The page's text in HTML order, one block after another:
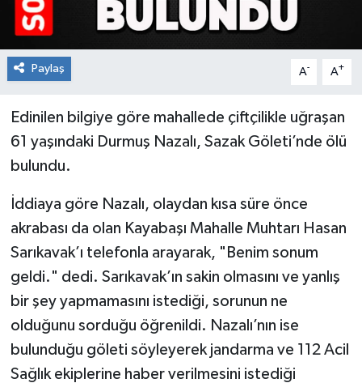
Paylaş A- A+
Edinilen bilgiye göre mahallede çiftçilikle uğraşan
61 yaşındaki Durmuş Nazalı, Sazak Göleti’nde ölü
bulundu.
İddiaya göre Nazalı, olaydan kısa süre önce
akrabası da olan Kayabaşı Mahalle Muhtarı Hasan
Sarıkavak’ı telefonla arayarak, "Benim sonum
geldi." dedi. Sarıkavak’ın sakin olmasını ve yanlış
bir şey yapmamasını istediği, sorunun ne
olduğunu sorduğu öğrenildi. Nazalı’nın ise
bulunduğu göleti söyleyerek jandarma ve 112 Acil
Sağlık ekiplerine haber verilmesini istediği